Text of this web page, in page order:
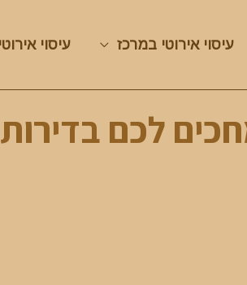
עיסוי אירוטי במרכז עיסוי
לכם בדירות